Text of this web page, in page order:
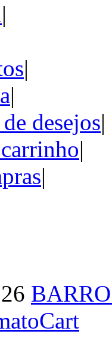
|
|
|
desejos|
|
|